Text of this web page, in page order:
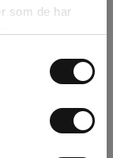
som de har